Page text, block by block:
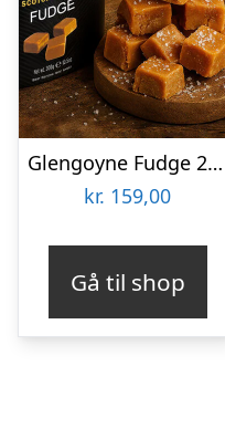
Glengoyne Fudge 250 gram
kr. 159,00
Gå til shop